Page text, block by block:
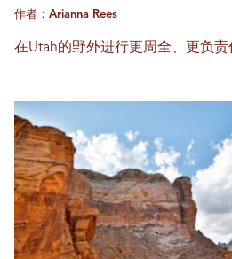
作者：Arianna Rees
在Utah的野外进行更周全、更负责